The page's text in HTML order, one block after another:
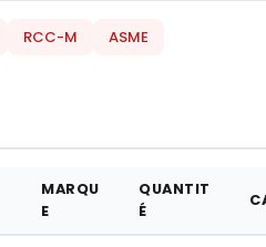
RCC-M ASME
MARQU
E
QUANTIT
É